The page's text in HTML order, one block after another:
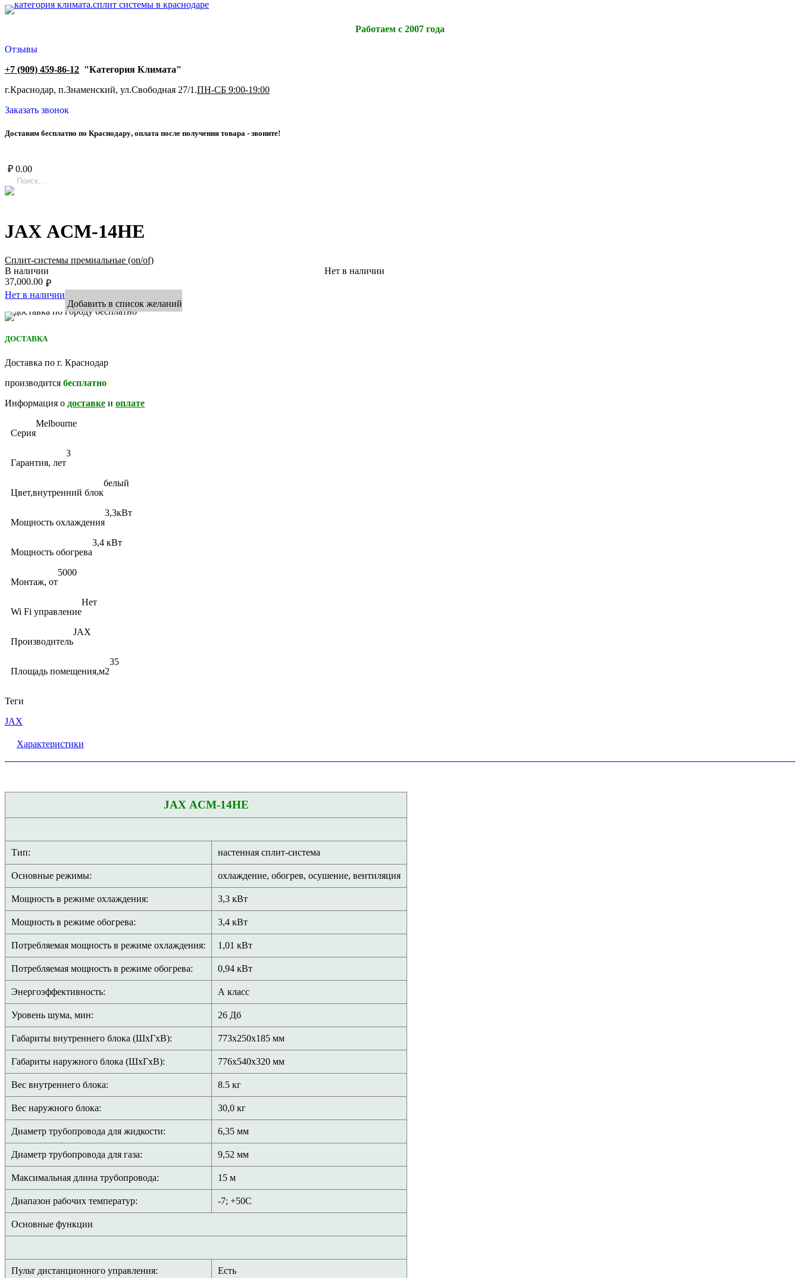
Работаем с 2007 года
Отзывы
+7 (909) 459-86-12 "Категория Климата"
г.Краснодар, п.Знаменский, ул.Свободная 27/1.ПН-СБ 9:00-19:00
Заказать звонок
Доставим бесплатно по Краснодару, оплата после получения товара - звоните!
₽ 0.00
JAX ACM-14HE
Сплит-системы премиальные (on/of)
В наличии
Нет в наличии
₽
37,000.00
Нет в наличии
Добавить в список желаний
ДОСТАВКА
Доставка по г. Краснодар
производится бесплатно
Информация о доставке и оплате
Серия
Melbourne
Гарантия, лет
3
Цвет,внутренний блок
белый
Мощность охлаждения
3,3кВт
Мощность обогрева
3,4 кВт
Монтаж, от
5000
Wi Fi управление
Нет
Производитель
JAX
Площадь помещения,м2
35
Теги
JAX
Характеристики
JAX ACM-14HE
Тип: настенная сплит-система
Основные режимы: охлаждение, обогрев, осушение, вентиляция
Мощность в режиме охлаждения: 3,3 кВт
Мощность в режиме обогрева: 3,4 кВт
Потребляемая мощность в режиме охлаждения: 1,01 кВт
Потребляемая мощность в режиме обогрева: 0,94 кВт
Энергоэффективность: А класс
Уровень шума, мин: 26 Дб
Габариты внутреннего блока (ШхГхВ): 773х250х185 мм
Габариты наружного блока (ШхГхВ): 776х540х320 мм
Вес внутреннего блока: 8.5 кг
Вес наружного блока: 30,0 кг
Диаметр трубопровода для жидкости: 6,35 мм
Диаметр трубопровода для газа: 9,52 мм
Максимальная длина трубопровода: 15 м
Диапазон рабочих температур: -7; +50С
Основные функции
Пульт дистанционного управления: Есть